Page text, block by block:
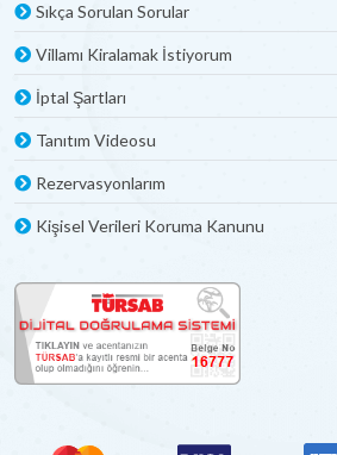
Sıkça Sorulan Sorular
Villamı Kiralamak İstiyorum
İptal Şartları
Tanıtım Videosu
Rezervasyonlarım
Kişisel Verileri Koruma Kanunu